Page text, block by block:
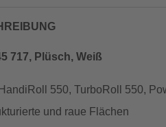
717, Plüsch, Weiß
550, TurboRoll 550,
und raue Flächen